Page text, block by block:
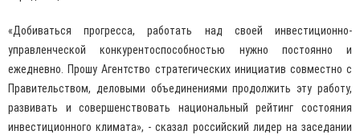
«Добиваться прогресса, работать над своей инвестиционно-
управленческой конкурентоспособностью нужно постоянно и
ежедневно. Прошу Агентство стратегических инициатив совместно с
Правительством, деловыми объединениями продолжить эту работу,
развивать и совершенствовать национальный рейтинг состояния
инвестиционного климата», - сказал российский лидер на заседании